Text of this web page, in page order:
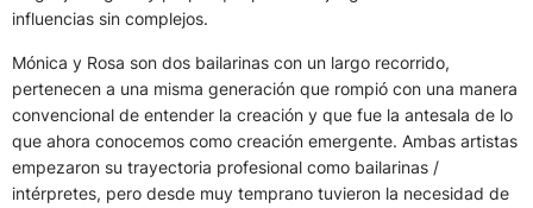
influencias sin complejos.
Mónica y Rosa son dos bailarinas con un largo recorrido,
pertenecen a una misma generación que rompió con una manera
convencional de entender la creación y que fue la antesala de lo
que ahora conocemos como creación emergente. Ambas artistas
empezaron su trayectoria profesional como bailarinas /
intérpretes, pero desde muy temprano tuvieron la necesidad de